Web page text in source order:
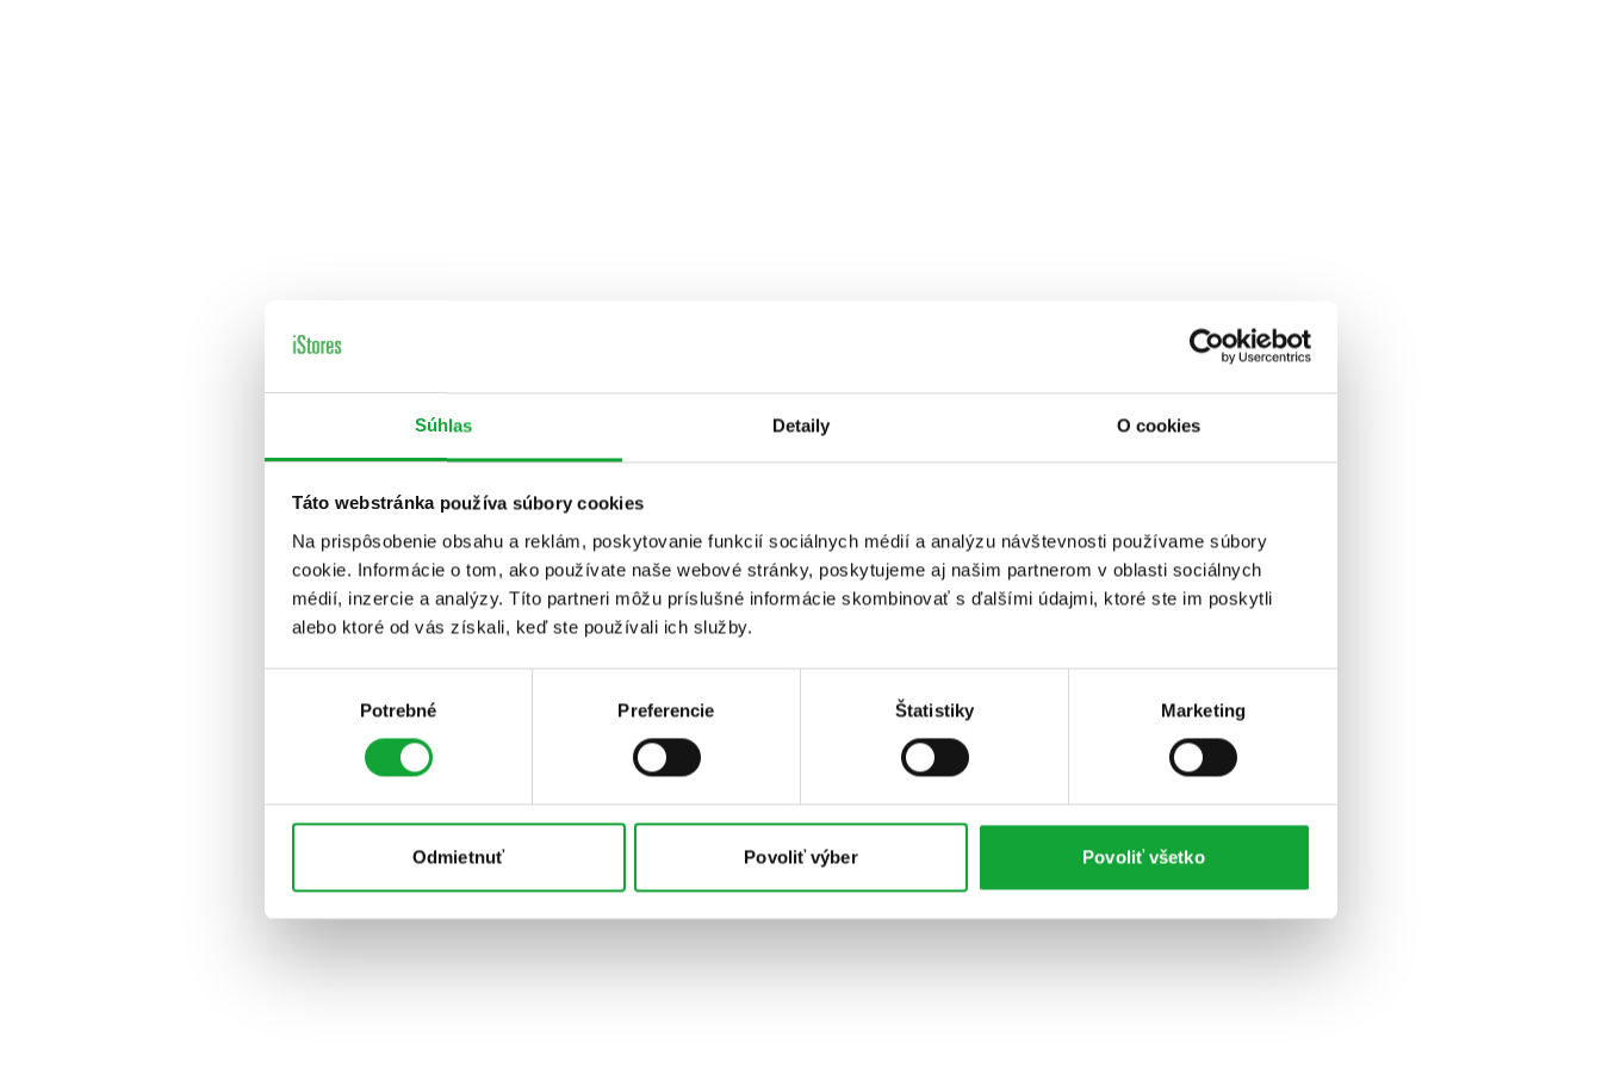
Súhlas Detaily O cookies
Táto webstránka používa súbory cookies
Na prispôsobenie obsahu a reklám, poskytovanie funkcií sociálnych médií a analýzu návštevnosti používame súbory
cookie. Informácie o tom, ako používate naše webové stránky, poskytujeme aj našim partnerom v oblasti sociálnych
médií, inzercie a analýzy. Títo partneri môžu príslušné informácie skombinovať s ďalšími údajmi, ktoré ste im poskytli
alebo ktoré od vás získali, keď ste používali ich služby.
Potrebné Preferencie Štatistiky Marketing
Odmietnuť Povoliť výber Povoliť všetko